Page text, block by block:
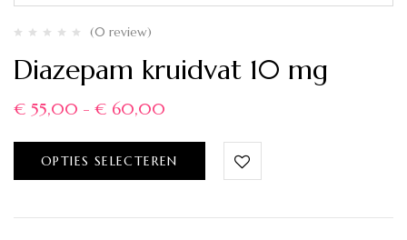
(0 review)
Diazepam kruidvat 10 mg
€ 55,00 - € 60,00
OPTIES SELECTEREN